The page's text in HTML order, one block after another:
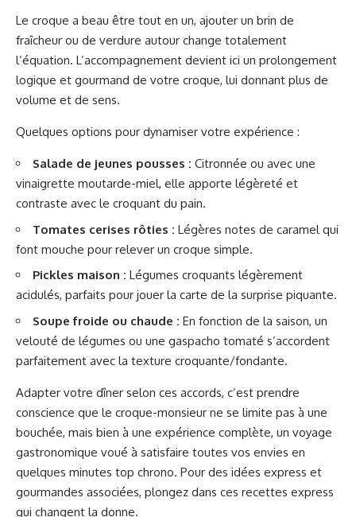
Le croque a beau être tout en un, ajouter un brin de
fraîcheur ou de verdure autour change totalement
l’équation. L’accompagnement devient ici un prolongement
logique et gourmand de votre croque, lui donnant plus de
volume et de sens.
Quelques options pour dynamiser votre expérience :
Salade de jeunes pousses : Citronnée ou avec une
vinaigrette moutarde-miel, elle apporte légèreté et
contraste avec le croquant du pain.
Tomates cerises rôties : Légères notes de caramel qui
font mouche pour relever un croque simple.
Pickles maison : Légumes croquants légèrement
acidulés, parfaits pour jouer la carte de la surprise piquante.
Soupe froide ou chaude : En fonction de la saison, un
velouté de légumes ou une gaspacho tomaté s’accordent
parfaitement avec la texture croquante/fondante.
Adapter votre dîner selon ces accords, c’est prendre
conscience que le croque-monsieur ne se limite pas à une
bouchée, mais bien à une expérience complète, un voyage
gastronomique voué à satisfaire toutes vos envies en
quelques minutes top chrono. Pour des idées express et
gourmandes associées, plongez dans ces recettes express
qui changent la donne.